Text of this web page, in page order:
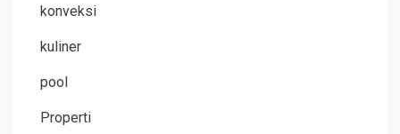
konveksi
kuliner
pool
Properti